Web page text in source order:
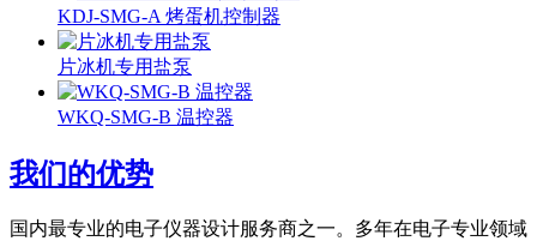
KDJ-SMG-A 烤蛋机控制器
片冰机专用盐泵
WKQ-SMG-B 温控器
我们的优势
国内最专业的电子仪器设计服务商之一。多年在电子专业领域